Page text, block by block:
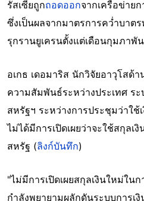
รัสเซียถูกถอดออกจากเครือข่าย
ซึ่งเป็นผลจากมาตรการคว่ำบาต
รุกรานยูเครนตั้งแต่เดือนกุมภาพั
อเกธ เดอมาริส นักวิจัยอาวุโสด้
ความสัมพันธ์ระหว่างประเทศ ร
สหรัฐฯ ระหว่างการประชุมว่าใช้
ไม่ได้มีการเปิดเผยว่าจะใช้สกุลเ
สหรัฐ (ลิงก์บันทึก)
"ไม่มีการเปิดเผยสกุลเงินใหม่ใน
กำลังพยายามผลักดันระบบการเ